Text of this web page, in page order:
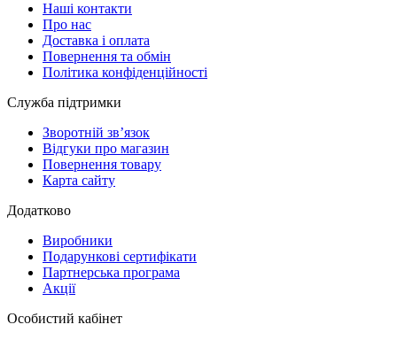
Наші контакти
Про нас
Доставка і оплата
Повернення та обмін
Політика конфіденційності
Служба підтримки
Зворотній зв’язок
Відгуки про магазин
Повернення товару
Карта сайту
Додатково
Виробники
Подарункові сертифікати
Партнерська програма
Акції
Особистий кабінет